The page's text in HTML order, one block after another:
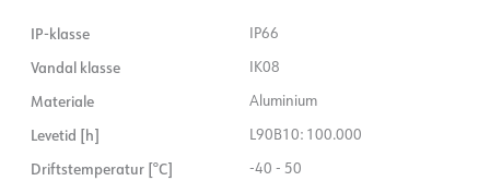
IP-klasse IP66
Vandal klasse IK08
Materiale Aluminium
Levetid [h] L90B10: 100.000
Driftstemperatur [°C] -40 - 50